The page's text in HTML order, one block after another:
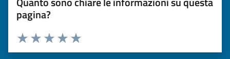
pagina?
Valuta da 1 a 5 stelle la pagina
Valuta 5 stelle su 5
Valuta 4 stelle su 5
Valuta 3 stelle su 5
Valuta 2 stelle su 5
Valuta una stella su 5